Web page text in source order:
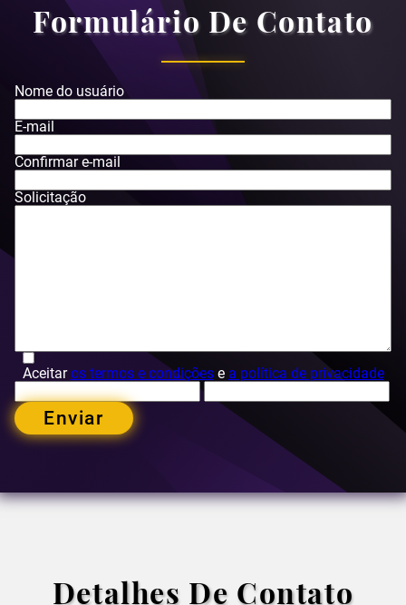
Formulário De Contato
Nome do usuário
E-mail
Confirmar e-mail
Solicitação
Aceitaros termos e condiçõese a política de privacidade
Enviar
Detalhes De Contato